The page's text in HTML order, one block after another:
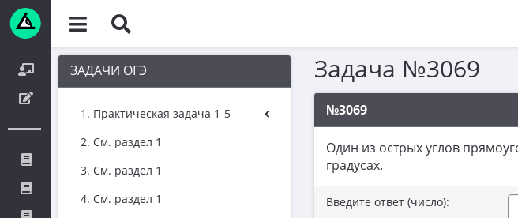
ЗАДАЧИ ОГЭ
1. Практическая задача 1-5
2. См. раздел 1
3. См. раздел 1
4. См. раздел 1
Задача №3069
№3069
Один из острых углов
градусах.
Введите ответ (число):